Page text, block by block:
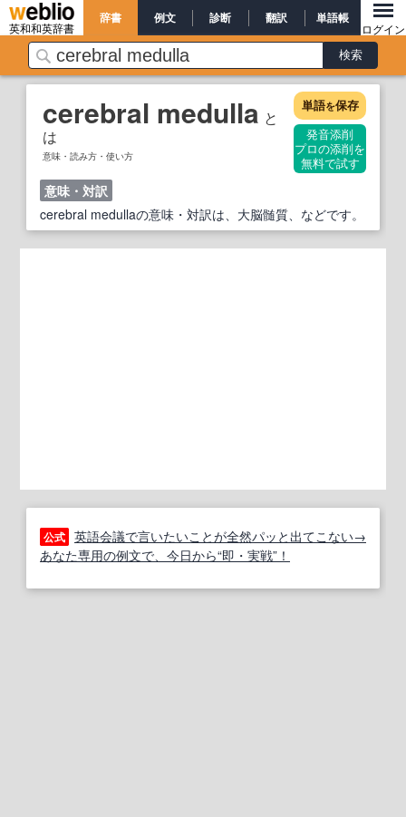
英和和英辞書
辞書 例文 診断 翻訳 単語帳
ログイン
cerebral medulla と
は
意味・読み方・使い方
単語を保存
発音添削
プロの添削を
無料で試す
意味・対訳
cerebral medullaの意味・対訳は、大脳髄質、などです。
公式 英語会議で言いたいことが全然パッと出てこない→
あなた専用の例文で、今日から“即・実戦”！